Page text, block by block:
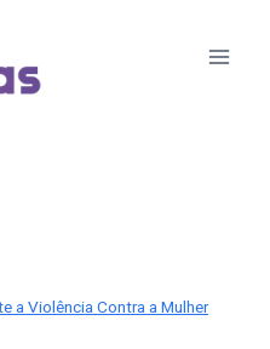
a Violência Contra a Mulher